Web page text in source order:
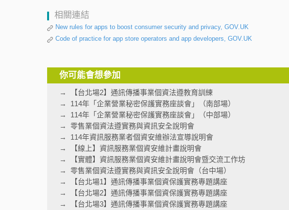
相關連結
New rules for apps to boost consumer security and privacy, GOV.UK
Code of practice for app store operators and app developers, GOV.UK
你可能會想參加
【台北場2】通訊傳播事業個資法遵教育訓練
114年「企業營業秘密保護實務座談會」（南部場）
114年「企業營業秘密保護實務座談會」（中部場）
零售業個資法遵實務與資訊安全說明會
114年資訊服務業者個資安維辦法宣導說明會
【線上】資訊服務業個資安維計畫說明會
【實體】資訊服務業個資安維計畫說明會暨交流工作坊
零售業個資法遵實務與資訊安全說明會（台中場）
【台北場1】通訊傳播事業個資保護實務專題講座
【台北場2】通訊傳播事業個資保護實務專題講座
【台北場3】通訊傳播事業個資保護實務專題講座